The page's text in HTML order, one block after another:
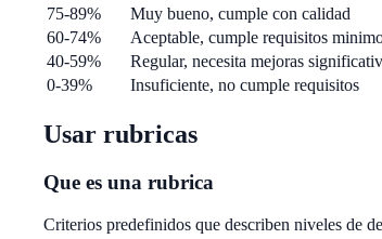
75-89%
Muy bueno, cumple con calidad
60-74%
Aceptable, cumple requisitos
40-59%
Regular, necesita mejoras
0-39%
Insuficiente, no cumple requisitos
Usar rubricas
Que es una rubrica
Criterios predefinidos que describen niveles de